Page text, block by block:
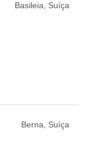
Basileia, Suíça
Berna, Suíça